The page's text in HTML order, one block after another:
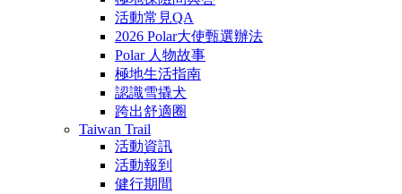
活動常見QA
2026 Polar大使甄選辦法
Polar 人物故事
極地生活指南
認識雪撬犬
跨出舒適圈
Taiwan Trail
活動資訊
活動報到
健行期間